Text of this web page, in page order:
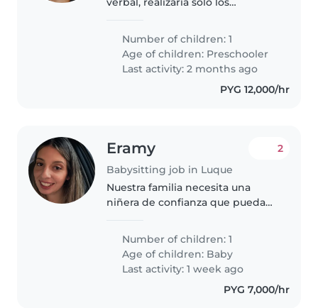
el. Es un niño muy bueno y le
gusta mucho jugar en la..
Number of children: 1
Age of children: Preschooler
Last activity: 2 months ago
PYG 12,000/hr
Eramy
Babysitting job in Luque
2
Nuestra familia necesita una
niñera de confianza que pueda
meses. Es una niña curiosa,
cariñosa y llena de energía.
Buscamos a alguien que pueda
Number of children: 1
Age of children: Baby
Last activity: 1 week ago
PYG 7,000/hr